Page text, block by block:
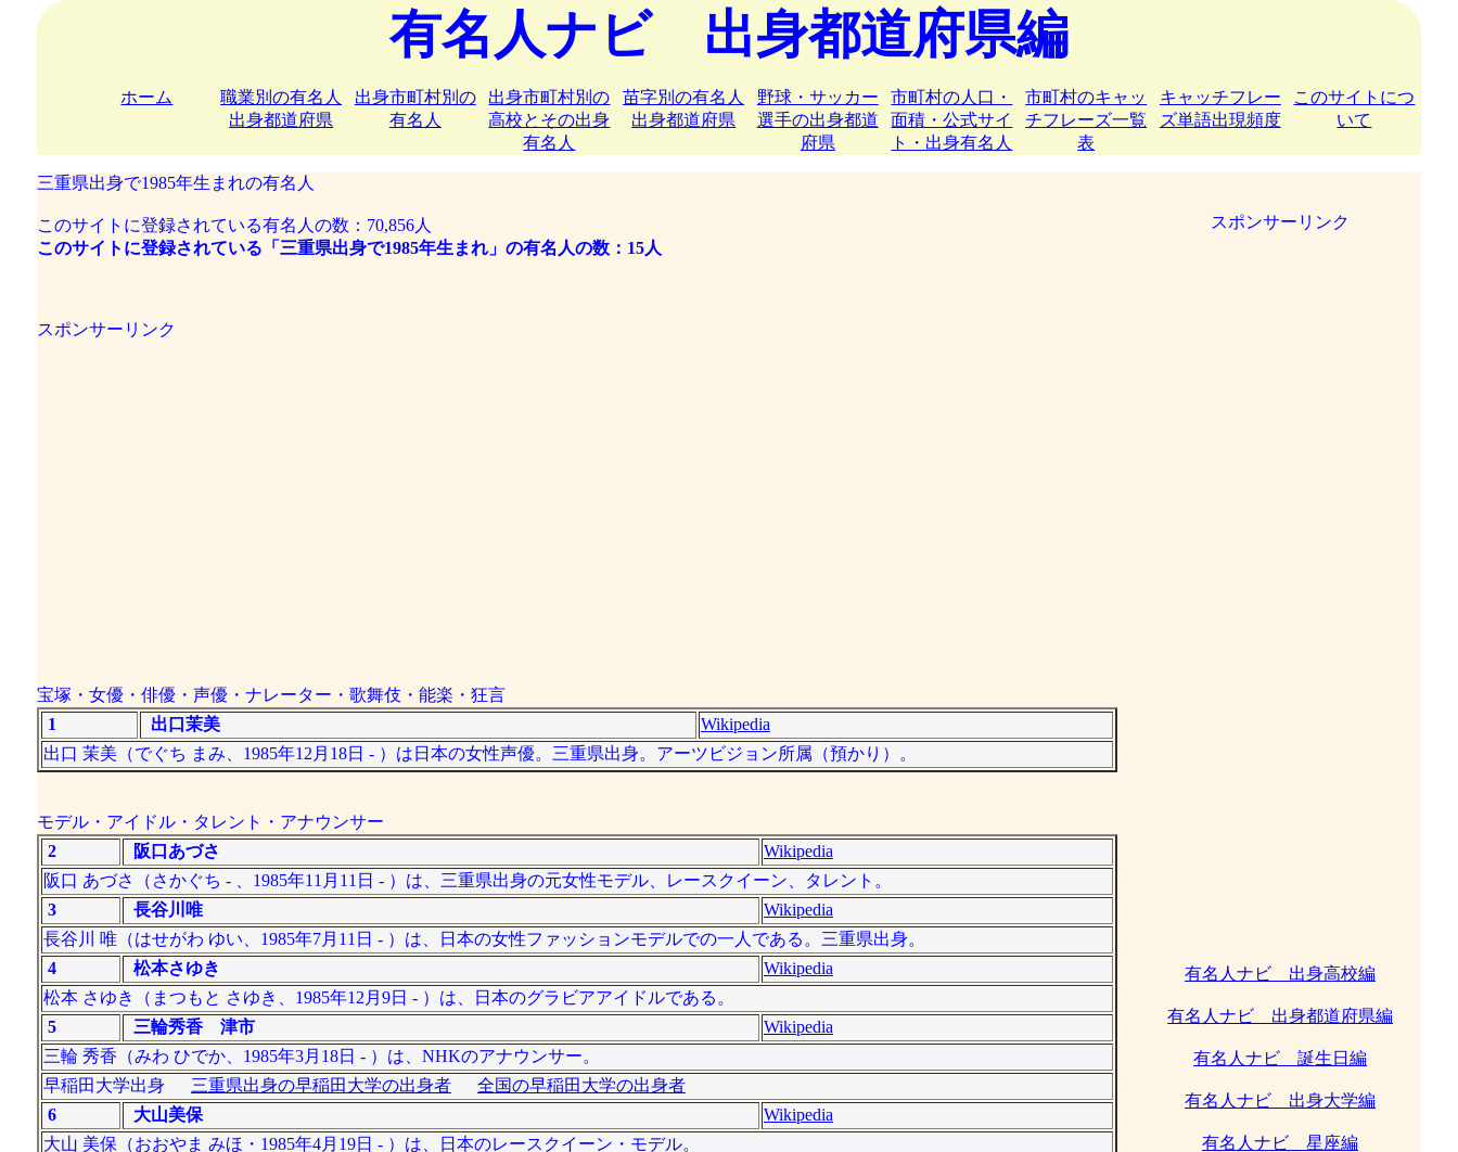
有名人ナビ 出身都道府県編
ホーム
職業別の有名人
出身都道府県
出身市町村別の
有名人
出身市町村別の
高校とその出身
有名人
苗字別の有名人
出身都道府県
野球・サッカー
選手の出身都道
府県
市町村の人口・
面積・公式サイ
ト・出身有名人
市町村のキャッ
チフレーズ一覧
表
キャッチフレー
ズ単語出現頻度
このサイトにつ
いて
三重県出身で1985年生まれの有名人
このサイトに登録されている有名人の数：70,856人
このサイトに登録されている「三重県出身で1985年生まれ」の有名人の数：15人
スポンサーリンク
宝塚・女優・俳優・声優・ナレーター・歌舞伎・能楽・狂言
1
出口茉美
Wikipedia
出口 茉美（でぐち まみ、1985年12月18日 - ）は日本の女性声優。三重県出身。アーツビジョン所属（預かり）。
モデル・アイドル・タレント・アナウンサー
2
阪口あづさ
Wikipedia
阪口 あづさ（さかぐち - 、1985年11月11日 - ）は、三重県出身の元女性モデル、レースクイーン、タレント。
3
長谷川唯
Wikipedia
長谷川 唯（はせがわ ゆい、1985年7月11日 - ）は、日本の女性ファッションモデルでの一人である。三重県出身。
4
松本さゆき
Wikipedia
松本 さゆき（まつもと さゆき、1985年12月9日 - ）は、日本のグラビアアイドルである。
5
三輪秀香 津市
Wikipedia
三輪 秀香（みわ ひでか、1985年3月18日 - ）は、NHKのアナウンサー。
早稲田大学出身 三重県出身の早稲田大学の出身者
全国の早稲田大学の出身者
6
大山美保
Wikipedia
大山 美保（おおやま みほ・1985年4月19日 - ）は、日本のレースクイーン・モデル。
スポンサーリンク
有名人ナビ 出身高校編
有名人ナビ 出身都道府県編
有名人ナビ 誕生日編
有名人ナビ 出身大学編
有名人ナビ 星座編